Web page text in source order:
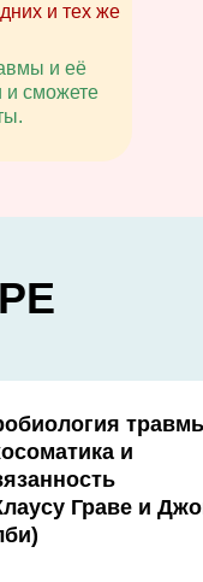
и её
и сможете
и тех же
и
Граве и